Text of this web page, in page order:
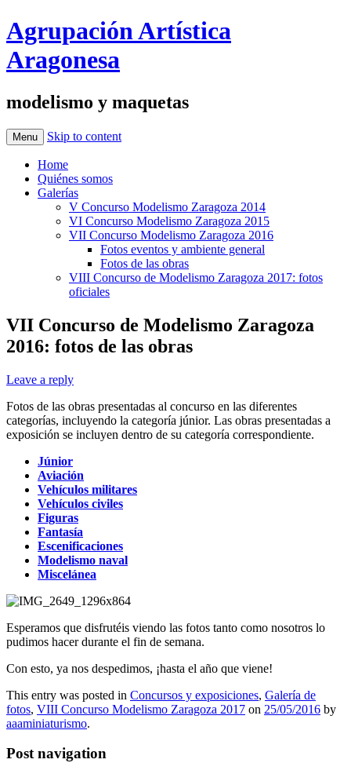
Agrupación Artística
Aragonesa
modelismo y maquetas
Menu Skip to content
Home
Quiénes somos
Galerías
V Concurso Modelismo Zaragoza 2014
VI Concurso Modelismo Zaragoza 2015
VII Concurso Modelismo Zaragoza 2016
Fotos eventos y ambiente general
Fotos de las obras
VIII Concurso de Modelismo Zaragoza 2017: fotos
oficiales
VII Concurso de Modelismo Zaragoza
2016: fotos de las obras
Leave a reply
Fotos de las obras presentadas al concurso en las diferentes
categorías, incluyendo la categoría júnior. Las obras presentadas a
exposición se incluyen dentro de su categoría correspondiente.
Júnior
Aviación
Vehículos militares
Vehículos civiles
Figuras
Fantasía
Escenificaciones
Modelismo naval
Miscelánea
Esperamos que disfrutéis viendo las fotos tanto como nosotros lo
pudimos hacer durante el fin de semana.
Con esto, ya nos despedimos, ¡hasta el año que viene!
This entry was posted in Concursos y exposiciones, Galería de
fotos, VIII Concurso Modelismo Zaragoza 2017 on 25/05/2016 by
aaaminiaturismo.
Post navigation